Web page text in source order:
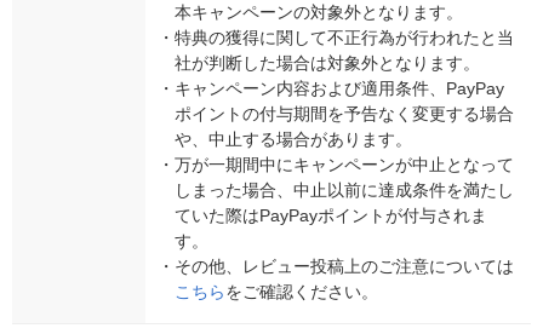
本キャンペーンの対象外となります。
・ 特典の獲得に関して不正行為が行われたと当
社が判断した場合は対象外となります。
・ キャンペーン内容および適用条件、PayPay
ポイントの付与期間を予告なく変更する場合
や、中止する場合があります。
・ 万が一期間中にキャンペーンが中止となって
しまった場合、中止以前に達成条件を満たし
ていた際はPayPayポイントが付与されま
す。
・ その他、レビュー投稿上のご注意については
こちらをご確認ください。